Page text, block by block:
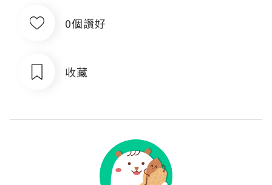
0個讚好
收藏